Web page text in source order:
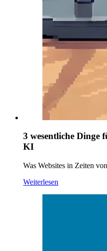
3 wesentliche Dinge
KI
Was Websites in Zeiten
Weiterlesen